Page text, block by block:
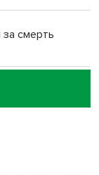
смерть
селе лошади